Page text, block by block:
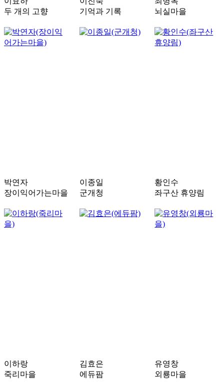
두 개의 고향
기억과 기록
뇌실마을
박연자
장이익어가는마을
이종일
군개청
황인수
좌구산 휴양림
이하랑
죽리마을
김효은
에듀팜
유영창
외룡마을